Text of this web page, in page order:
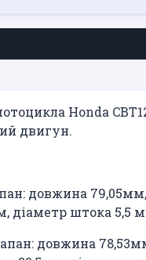
Honda
двигун.
довжина
діаметр штока 5,5
довжина